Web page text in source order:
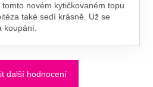
novém kytičkovaném topu
také sedí krásně. Už se
koupání.
další hodnocení